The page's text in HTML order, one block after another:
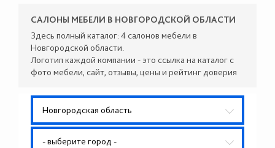
САЛОНЫ МЕБЕЛИ В НОВГОРОДСКОЙ ОБЛАСТИ
Здесь полный каталог: 4 салонов мебели в
Новгородской области.
Логотип каждой компании - это ссылка на каталог с
фото мебели, сайт, отзывы, цены и рейтинг доверия
Новгородская область
- выберите город -